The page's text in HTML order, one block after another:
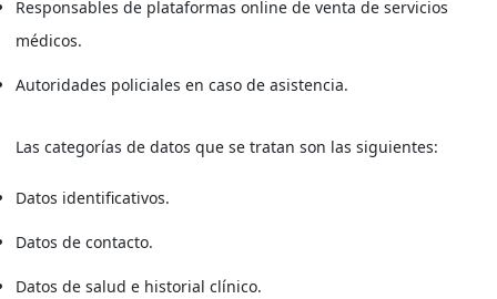
Responsables de plataformas online de venta de servicios
médicos.
Autoridades policiales en caso de asistencia.
Las categorías de datos que se tratan son las siguientes:
Datos identificativos.
Datos de contacto.
Datos de salud e historial clínico.